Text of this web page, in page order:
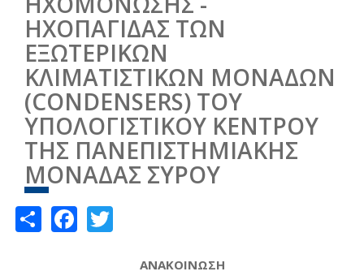
ΗΧΟΠΑΓΙΔΑΣ ΤΩΝ
ΕΞΩΤΕΡΙΚΩΝ
ΚΛΙΜΑΤΙΣΤΙΚΩΝ ΜΟΝΑΔΩΝ
(CONDENSERS) ΤΟΥ
ΥΠΟΛΟΓΙΣΤΙΚΟΥ ΚΕΝΤΡΟΥ
ΤΗΣ ΠΑΝΕΠΙΣΤΗΜΙΑΚΗΣ
ΜΟΝΑΔΑΣ ΣΥΡΟΥ
ShareFacebook
ΑΝΑΚΟΙΝΩΣΗ